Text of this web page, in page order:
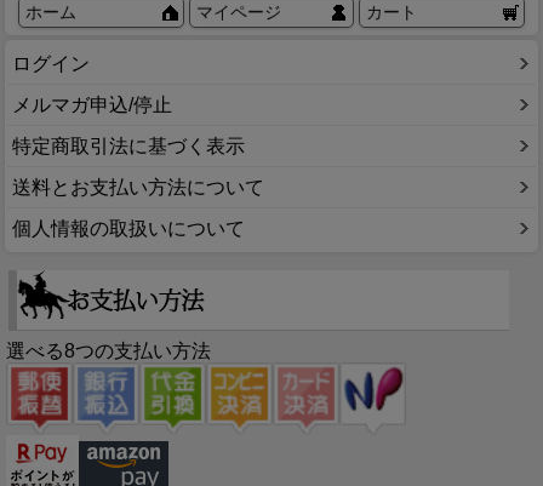
ホーム マイページ カート
ログイン
メルマガ申込/停止
特定商取引法に基づく表示
送料とお支払い方法について
個人情報の取扱いについて
選べる8つの支払い方法